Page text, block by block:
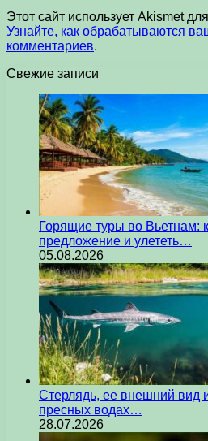
Этот сайт использует Akismet
Узнайте, как обрабатываются
комментариев.
Свежие записи
Горящие туры во Вьетнам:
предложение и улететь…
05.08.2026
Стерлядь, ее внешний вид
пресных водах…
28.07.2026